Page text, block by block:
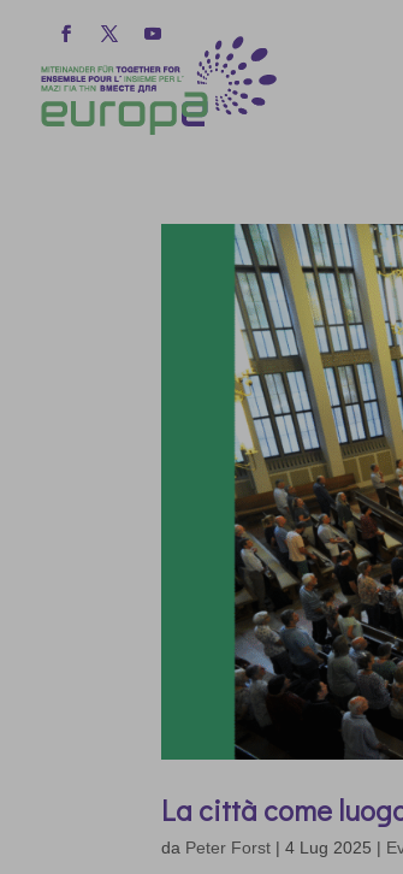
La città come
da Peter Forst |4 Lug 2025 |